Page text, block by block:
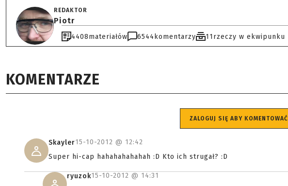
REDAKTOR
Piotr
4408materiałów 6544 komentarzy 11rzeczy w ekwipunku
KOMENTARZE
ZALOGUJ SIĘ ABY KOMENTOWAĆ
Skayler15-10-2012 @ 12:42
Super hi-cap hahahahahahah :D Kto ich strugał? :D
ryuzok15-10-2012 @ 14:31